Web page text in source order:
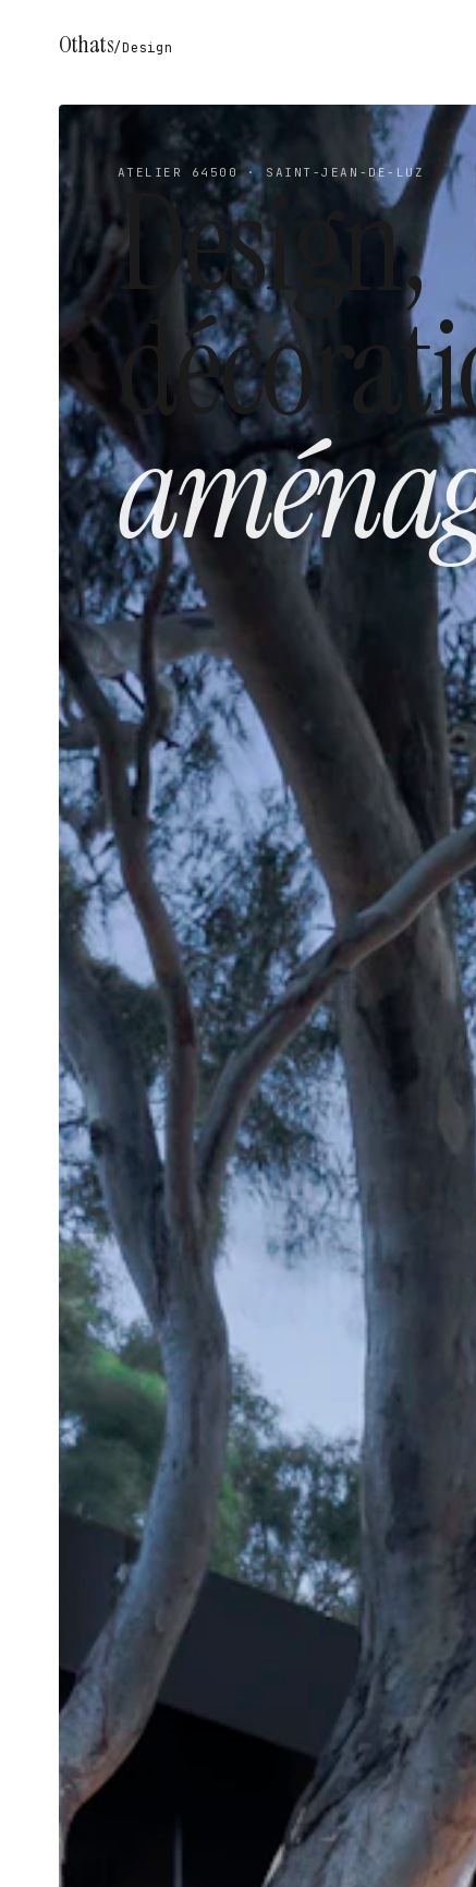
Othats/Design
ATELIER 64500 · SAINT-JEAN-DE-LUZ
Design,